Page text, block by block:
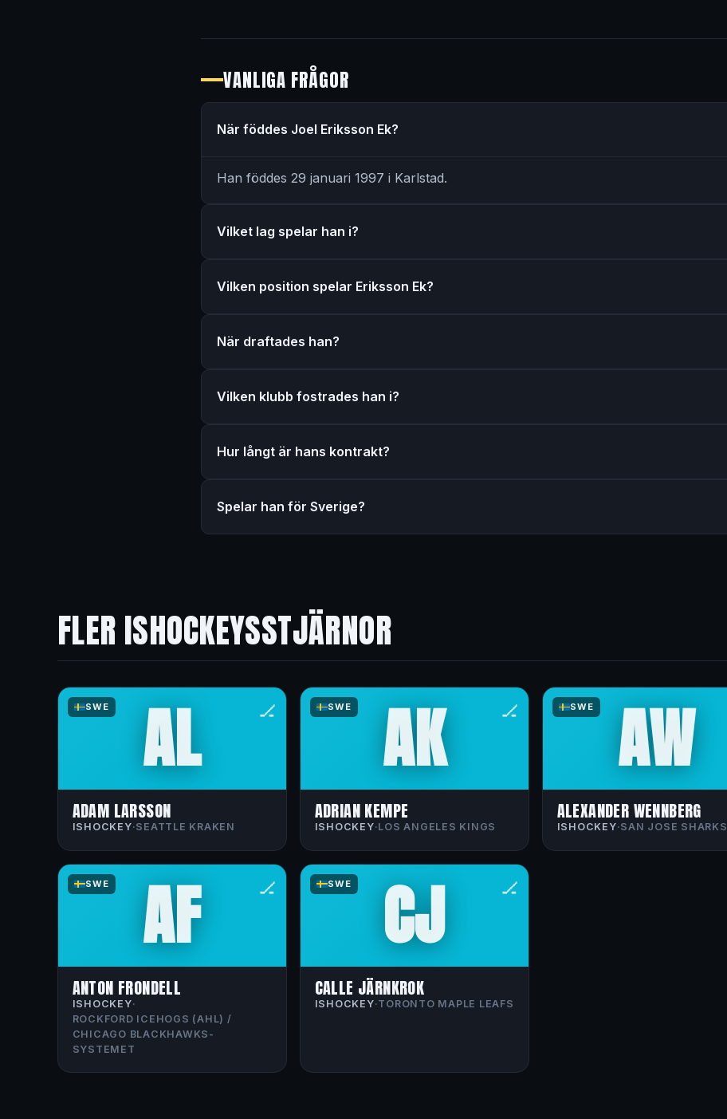
VANLIGA FRÅGOR
När föddes Joel Eriksson Ek?
Han föddes 29 januari 1997 i Karlstad.
Vilket lag spelar han i?
Vilken position spelar Eriksson Ek?
När draftades han?
Vilken klubb fostrades han i?
Hur långt är hans kontrakt?
Spelar han för Sverige?
FLER ISHOCKEYSSTJÄRNOR
SWE 🏒
AL
ADAM LARSSON
ISHOCKEY·SEATTLE KRAKEN
SWE 🏒
AK
ADRIAN KEMPE
ISHOCKEY·LOS ANGELES KINGS
SWE AW
ALEXANDER WENNBERG
ISHOCKEY·SAN JOSE SHARKS
SWE 🏒
AF
ANTON FRONDELL
ISHOCKEY·
ROCKFORD ICEHOGS (AHL) /
CHICAGO BLACKHAWKS-
SYSTEMET
SWE 🏒
CJ
CALLE JÄRNKROK
ISHOCKEY·TORONTO MAPLE LEAFS